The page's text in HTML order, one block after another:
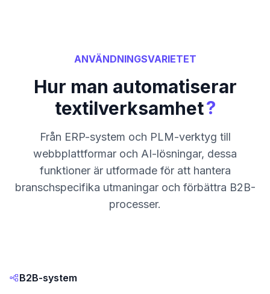
ANVÄNDNINGSVARIETET
Hur man automatiserar
textilverksamhet?
Från ERP-system och PLM-verktyg till
webbplattformar och AI-lösningar, dessa
funktioner är utformade för att hantera
branschspecifika utmaningar och förbättra B2B-
processer.
B2B-system